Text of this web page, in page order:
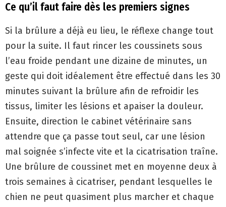
Ce qu’il faut faire dès les premiers signes
Si la brûlure a déjà eu lieu, le réflexe change tout
pour la suite. Il faut rincer les coussinets sous
l’eau froide pendant une dizaine de minutes, un
geste qui doit idéalement être effectué dans les 30
minutes suivant la brûlure afin de refroidir les
tissus, limiter les lésions et apaiser la douleur.
Ensuite, direction le cabinet vétérinaire sans
attendre que ça passe tout seul, car une lésion
mal soignée s’infecte vite et la cicatrisation traîne.
Une brûlure de coussinet met en moyenne deux à
trois semaines à cicatriser, pendant lesquelles le
chien ne peut quasiment plus marcher et chaque